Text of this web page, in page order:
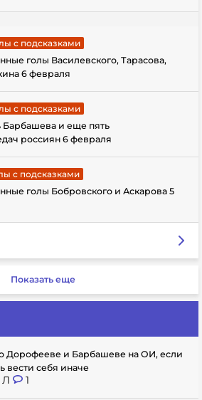
с подсказками
голы Василевского, Тарасова,
6 февраля
с подсказками
Барбашева и еще пять
россиян 6 февраля
с подсказками
голы Бобровского и Аскарова 5
Показать еще
Дорофееве и Барбашеве на ОИ, если
вести себя иначе
Л 1